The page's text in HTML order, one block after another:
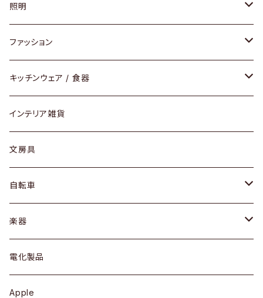
ソファ / ベンチ
チェア / スツール
ダイニングセット / ダイニングテーブル
ローテーブル / サイドテーブル
デスク / コンソール
ドレッサー
シェルフ
キュリオケース / 飾り棚
カップボード / 食器棚
照明
ペンダントライト
テーブルランプ / デスクスタンド
フロアライト
ファッション
アクセサリー
リング
ピアス / イヤリング
財布
バッグ
アウター
トップス
ワンピース
ボトムス
キッチンウェア / 食器
グラス / タンブラー
カップ / マグ
プレート / ボウル
カトラリー
ケトル / ティーポット
鍋 / フライパン
インテリア雑貨
文房具
自転車
dahon
楽器
ギター
ベース
電化製品
Apple